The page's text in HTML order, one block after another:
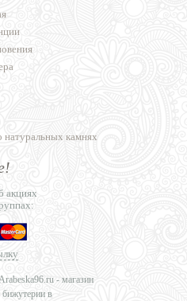
камнях
акциях
- магазин
в